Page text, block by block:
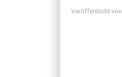
Veröffentlicht von